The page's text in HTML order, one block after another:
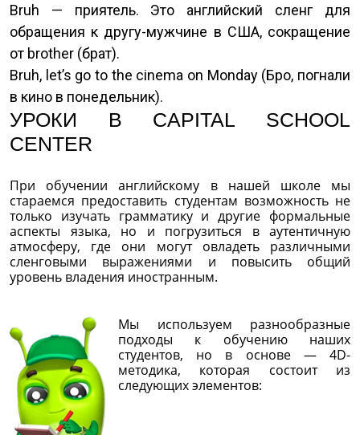
Bruh — приятель. Это английский сленг для
обращения к другу-мужчине в США, сокращение
от brother (брат).
Bruh, let’s go to the cinema on Monday (Бро, погнали
в кино в понедельник).
УРОКИ В CAPITAL SCHOOL
CENTER
При обучении английскому в нашей школе мы
стараемся предоставить студентам возможность не
только изучать грамматику и другие формальные
аспекты языка, но и погрузиться в аутентичную
атмосферу, где они могут овладеть различными
сленговыми выражениями и повысить общий
уровень владения иностранным.
Мы используем разнообразные
подходы к обучению наших
студентов, но в основе — 4D-
методика, которая состоит из
следующих элементов: